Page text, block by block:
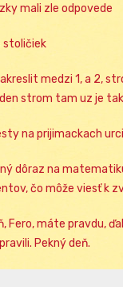
mali zle odpovede
stoličiek
medzi 1, a 2,
strom tam uz je
na prijimackach
dôraz na
čo môže viesť k
Fero, máte pravdu,
Pekný deň.